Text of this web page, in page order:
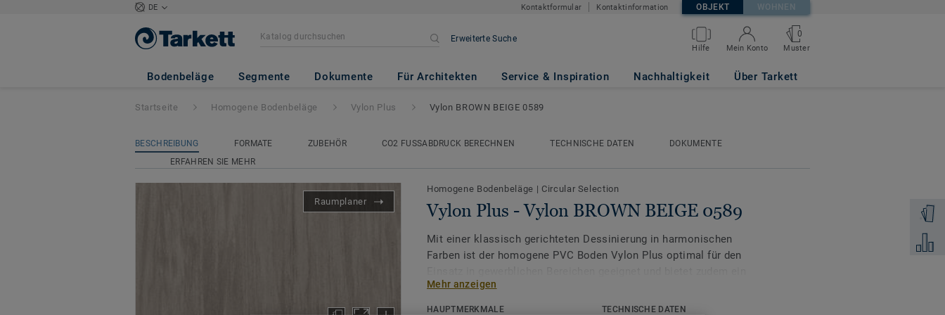
DE Kontaktformular Kontaktinformation OBJEKT WOHNEN
Erweiterte Suche
Hilfe Mein Konto
0
Muster
Bodenbeläge Segmente Dokumente Für Architekten Service & Inspiration Nachhaltigkeit Über Tarkett
Vylon Plus - Vylon BROWN BEIGE 0589
Zum
Startseite Homogene Bodenbeläge Vylon Plus Vylon BROWN BEIGE 0589
BESCHREIBUNG FORMATE ZUBEHÖR CO2 FUSSABDRUCK BERECHNEN TECHNISCHE DATEN
DOKUMENTE
ERFAHREN SIE MEHR
Raumplaner
Homogene Bodenbeläge | Circular Selection
Vylon Plus - Vylon BROWN BEIGE 0589
Mit einer klassisch gerichteten Dessinierung in harmonischen
Farben ist der homogene PVC Boden Vylon Plus optimal für den
ausgezeichneten Preis-/Leistungsverhältnis. Vylon Plus ist mit
einer PUR-Oberfläche für verbesserten Schutz und einfachere
Mehr anzeigen
HAUPTMERKMALE
TECHNISCHE DATEN